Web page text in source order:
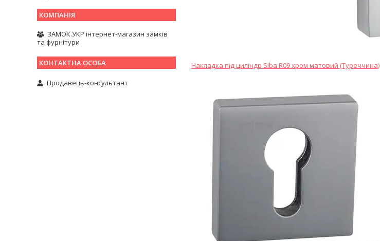
Накладка під циліндр Siba R09 хром матовий (Туреччина)
ЗАМОК.УКР інтернет-магазин замків
та фурнітури
Продавець-консультант